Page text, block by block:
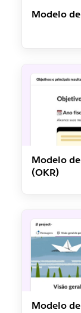
Modelo
Modelo
(OKR)
Modelo